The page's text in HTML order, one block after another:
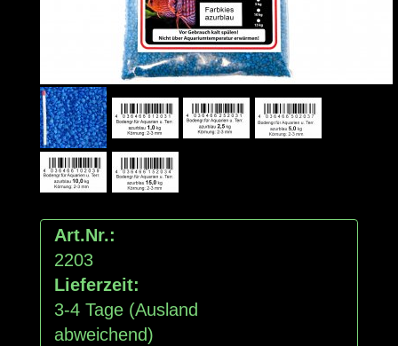
Art.Nr.:
2203
Lieferzeit:
3-4 Tage (Ausland
abweichend)